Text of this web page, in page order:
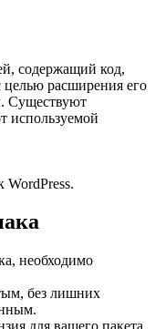
содержащий код,
целью расширения его
Существуют
используемой
WordPress.
необходимо
без лишних